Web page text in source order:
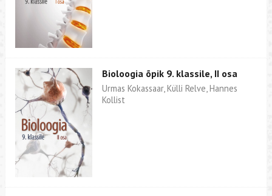
Bioloogia õpik 9. klassile, II osa
Urmas Kokassaar, Külli Relve, Hannes
Kollist